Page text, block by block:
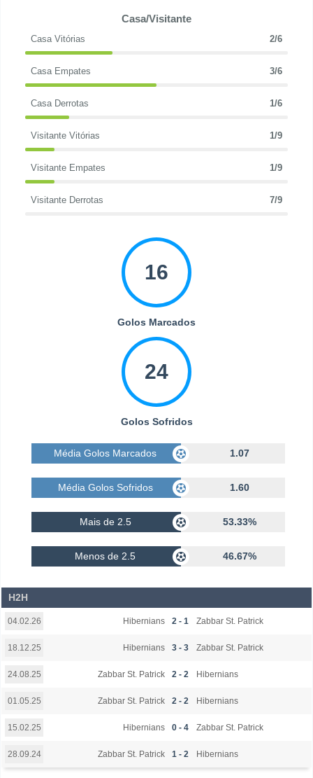
Casa/Visitante
Casa Vitórias 2/6
Casa Empates 3/6
Casa Derrotas 1/6
Visitante Vitórias 1/9
Visitante Empates 1/9
Visitante Derrotas 7/9
16
Golos Marcados
24
Golos Sofridos
Média Golos Marcados 1.07
Média Golos Sofridos 1.60
Mais de 2.5 53.33%
Menos de 2.5 46.67%
H2H
04.02.26 Hibernians 2 - 1 Zabbar St. Patrick
18.12.25 Hibernians 3 - 3 Zabbar St. Patrick
24.08.25 Zabbar St. Patrick 2 - 2 Hibernians
01.05.25 Zabbar St. Patrick 2 - 2 Hibernians
15.02.25 Hibernians 0 - 4 Zabbar St. Patrick
28.09.24 Zabbar St. Patrick 1 - 2 Hibernians